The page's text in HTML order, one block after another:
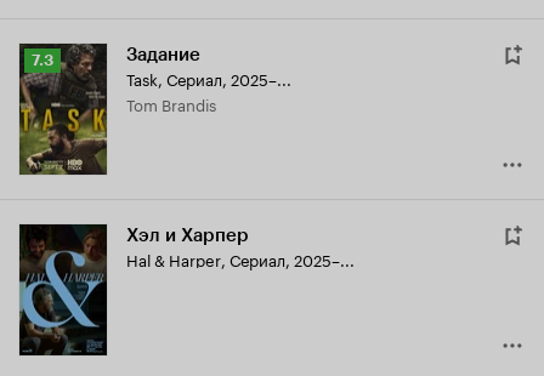
Рейтинг
Кинопоиска
7.3
7.3 Задание
Task, Сериал, 2025–...
Tom Brandis
Хэл и Харпер
Hal & Harper, Сериал, 2025–...